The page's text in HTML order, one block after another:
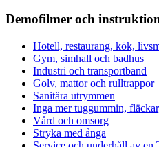
Demofilmer och
Hotell, restaurang, kök,
Gym, simhall och badhus
Industri och transportband
Golv, mattor och rulltrappor
Sanitära utrymmen
Inga mer tuggummin,
Vård och omsorg
Stryka med ånga